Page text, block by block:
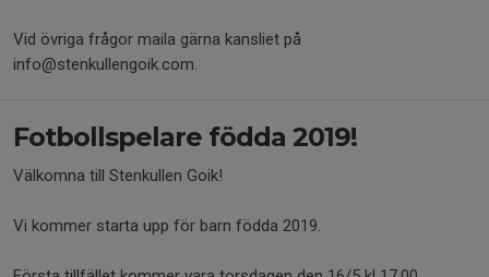
Vid övriga frågor maila gärna kansliet på
info@stenkullengoik.com.
Fotbollspelare födda 2019!
Välkomna till Stenkullen Goik!
Vi kommer starta upp för barn födda 2019.